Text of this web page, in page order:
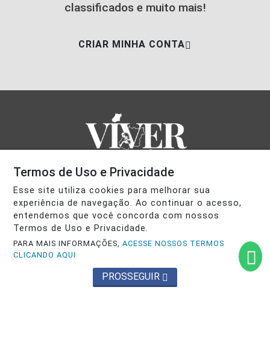
classificados e muito mais!
CRIAR MINHA CONTA
INÍCIO | SOBRE | PAINEL DO LEITOR
TERMOS DE USO E PRIVACIDADE | FAQ | CONTATO
Termos de Uso e Privacidade
Esse site utiliza cookies para melhorar sua
experiência de navegação. Ao continuar o acesso,
entendemos que você concorda com nossos
Termos de Uso e Privacidade.
PARA MAIS INFORMAÇÕES,ACESSE NOSSOS TERMOS
CLICANDO AQUI
PROSSEGUIR